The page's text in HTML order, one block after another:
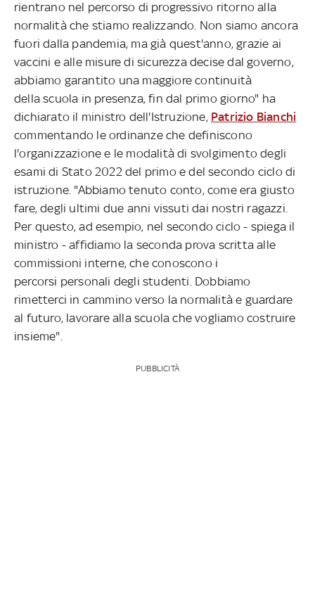
rientrano nel percorso di progressivo ritorno alla
normalità che stiamo realizzando. Non siamo ancora
fuori dalla pandemia, ma già quest'anno, grazie ai
vaccini e alle misure di sicurezza decise dal governo,
abbiamo garantito una maggiore continuità
della scuola in presenza, fin dal primo giorno" ha
dichiarato il ministro dell'Istruzione, Patrizio Bianchi
commentando le ordinanze che definiscono
l'organizzazione e le modalità di svolgimento degli
esami di Stato 2022 del primo e del secondo ciclo di
istruzione. "Abbiamo tenuto conto, come era giusto
fare, degli ultimi due anni vissuti dai nostri ragazzi.
Per questo, ad esempio, nel secondo ciclo - spiega il
ministro - affidiamo la seconda prova scritta alle
commissioni interne, che conoscono i
percorsi personali degli studenti. Dobbiamo
rimetterci in cammino verso la normalità e guardare
al futuro, lavorare alla scuola che vogliamo costruire
insieme".
PUBBLICITÀ